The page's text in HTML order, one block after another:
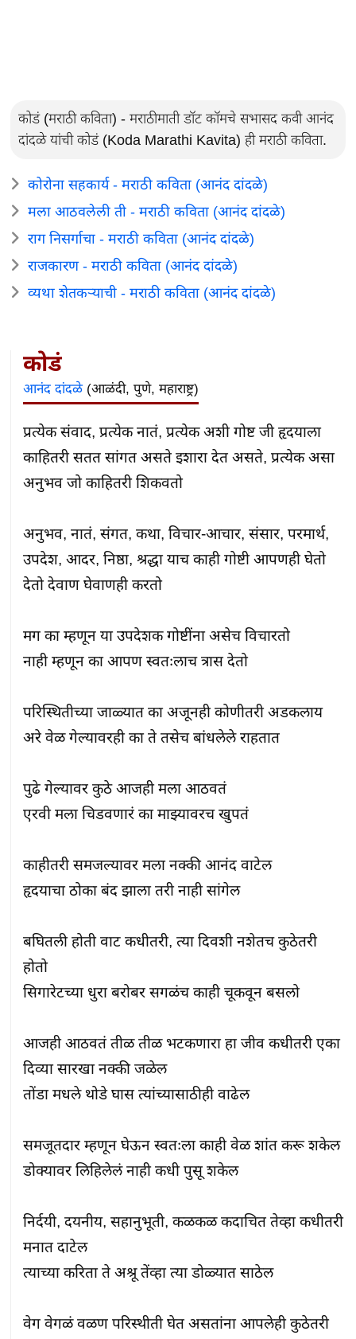
कोडं (मराठी कविता) - मराठीमाती डॉट कॉमचे सभासद कवी आनंद
दांदळे यांची कोडं (Koda Marathi Kavita) ही मराठी कविता.
कोरोना सहकार्य - मराठी कविता (आनंद दांदळे)
मला आठवलेली ती - मराठी कविता (आनंद दांदळे)
राग निसर्गाचा - मराठी कविता (आनंद दांदळे)
राजकारण - मराठी कविता (आनंद दांदळे)
व्यथा शेतकऱ्याची - मराठी कविता (आनंद दांदळे)
कोडं
आनंद दांदळे(आळंदी, पुणे, महाराष्ट्र)
प्रत्येक संवाद, प्रत्येक नातं, प्रत्येक अशी गोष्ट जी हृदयाला
काहितरी सतत सांगत असते इशारा देत असते, प्रत्येक असा
अनुभव जो काहितरी शिकवतो
अनुभव, नातं, संगत, कथा, विचार-आचार, संसार, परमार्थ,
उपदेश, आदर, निष्ठा, श्रद्धा याच काही गोष्टी आपणही घेतो
देतो देवाण घेवाणही करतो
मग का म्हणून या उपदेशक गोष्टींना असेच विचारतो
नाही म्हणून का आपण स्वतःलाच त्रास देतो
परिस्थितीच्या जाळ्यात का अजूनही कोणीतरी अडकलाय
अरे वेळ गेल्यावरही का ते तसेच बांधलेले राहतात
पुढे गेल्यावर कुठे आजही मला आठवतं
एरवी मला चिडवणारं का माझ्यावरच खुपतं
काहीतरी समजल्यावर मला नक्की आनंद वाटेल
हृदयाचा ठोका बंद झाला तरी नाही सांगेल
बघितली होती वाट कधीतरी, त्या दिवशी नशेतच कुठेतरी
होतो
सिगारेटच्या धुरा बरोबर सगळंच काही चूकवून बसलो
आजही आठवतं तीळ तीळ भटकणारा हा जीव कधीतरी एका
दिव्या सारखा नक्की जळेल
तोंडा मधले थोडे घास त्यांच्यासाठीही वाढेल
समजूतदार म्हणून घेऊन स्वतःला काही वेळ शांत करू शकेल
डोक्यावर लिहिलेलं नाही कधी पुसू शकेल
निर्दयी, दयनीय, सहानुभूती, कळकळ कदाचित तेव्हा कधीतरी
मनात दाटेल
त्याच्या करिता ते अश्रू तेंव्हा त्या डोळ्यात साठेल
वेग वेगळं वळण परिस्थीती घेत असतांना आपलेही कुठेतरी